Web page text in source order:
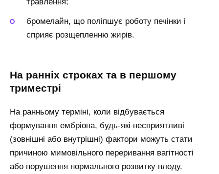
травлення;
бромелайн, що поліпшує роботу печінки і
сприяє розщепленню жирів.
На ранніх строках та в першому
триместрі
На ранньому терміні, коли відбувається
формування ембріона, будь-які несприятливі
(зовнішні або внутрішні) фактори можуть стати
причиною мимовільного переривання вагітності
або порушення нормального розвитку плоду.